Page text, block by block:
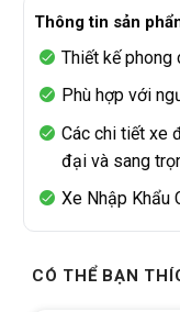
Thông tin sản
Thiết kế phong
Phù hợp với
Các chi tiết xe
đại và sang
Xe Nhập Khẩu
CÓ THỂ BẠN